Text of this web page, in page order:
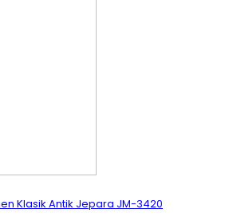
Klasik Antik Jepara JM-3420